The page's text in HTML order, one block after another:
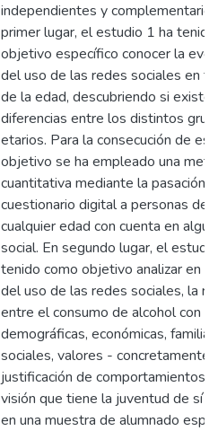
independientes y
primer lugar, el estudio 1 ha
objetivo específico conocer la
del uso de las redes sociales en
de la edad, descubriendo si existen
diferencias entre los distintos
etarios. Para la consecución de
objetivo se ha empleado una
cuantitativa mediante la pasación
cuestionario digital a personas de
cualquier edad con cuenta en
social. En segundo lugar, el
tenido como objetivo analizar en
del uso de las redes sociales, la
entre el consumo de alcohol con
demográficas, económicas,
sociales, valores - concretamente
justificación de comportamientos
visión que tiene la juventud de sí
en una muestra de alumnado